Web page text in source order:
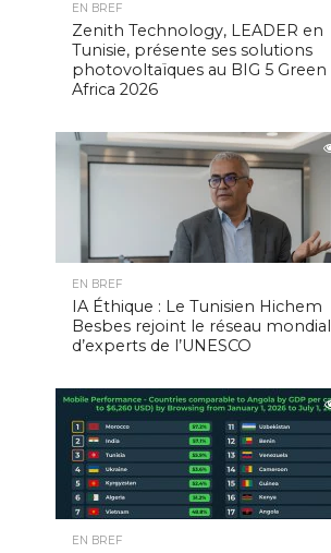
EN BREF
Zenith Technology, LEADER en
Tunisie, présente ses solutions
photovoltaïques au BIG 5 Green
Africa 2026
EN BREF
IA Éthique : Le Tunisien Hichem
Besbes rejoint le réseau mondial
d’experts de l’UNESCO
EN BREF